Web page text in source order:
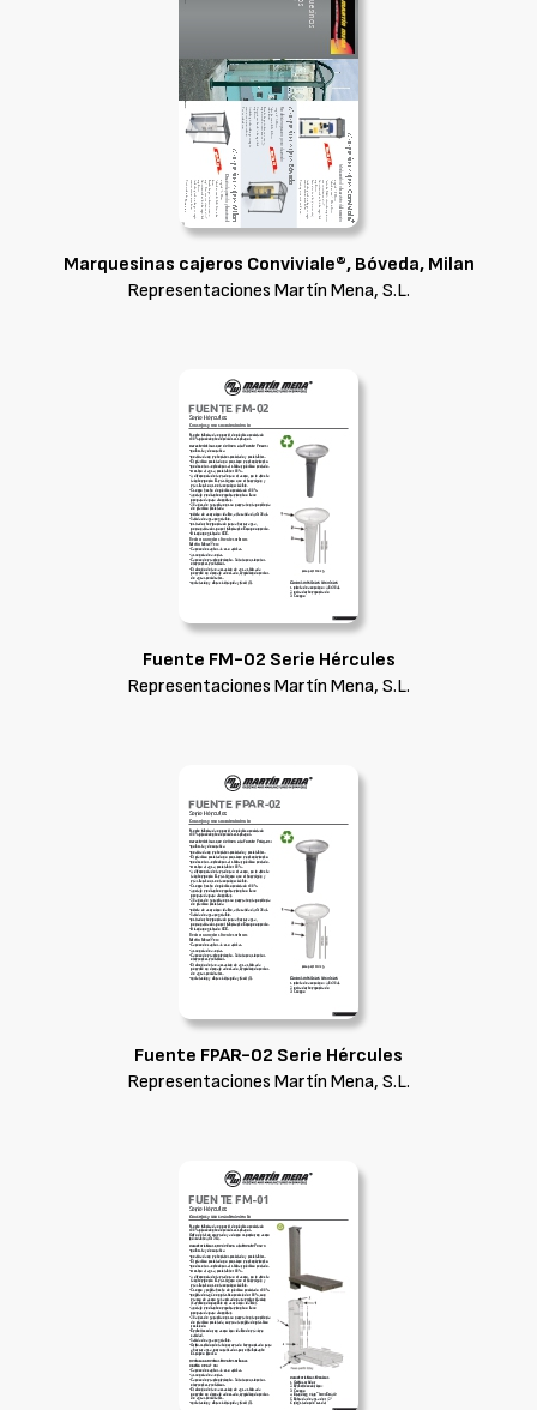
Marquesinas cajeros Conviviale®, Bóveda, Milan
Representaciones Martín Mena, S.L.
Fuente FM-02 Serie Hércules
Representaciones Martín Mena, S.L.
Fuente FPAR-02 Serie Hércules
Representaciones Martín Mena, S.L.